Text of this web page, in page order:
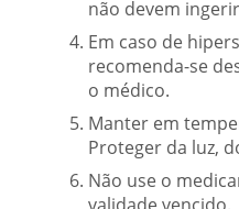
não devem
Em caso de
recomenda-se
o médico.
Manter em
Proteger da luz,
Não use o